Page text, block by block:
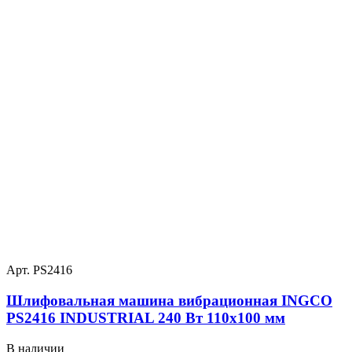
Арт. PS2416
Шлифовальная машина вибрационная INGCO
PS2416 INDUSTRIAL 240 Вт 110х100 мм
В наличии